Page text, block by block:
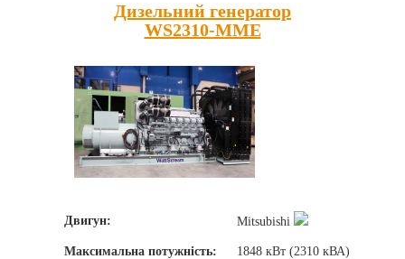
Дизельний генератор
WS2310-MME
Двигун: Mitsubishi
Максимальна потужність: 1848 кВт (2310 кВА)